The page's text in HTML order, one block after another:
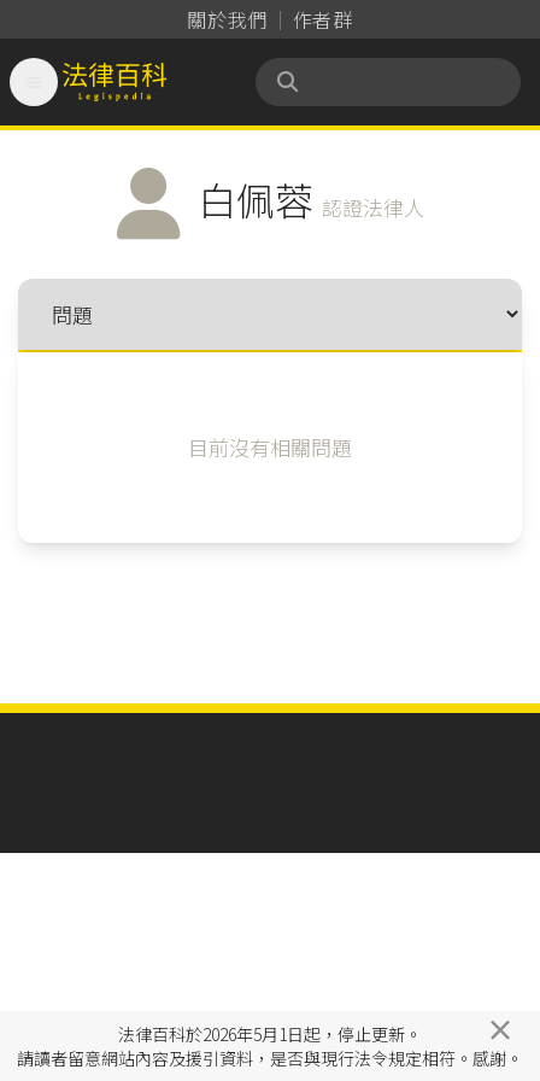
關於我們 作者群
法律百科 Legispedia
白佩蓉 認證法律人
目前沒有相關問題
法律百科於2026年5月1日起，停止更新。
請讀者留意網站內容及援引資料，是否與現行法令規定相符。感謝。
×